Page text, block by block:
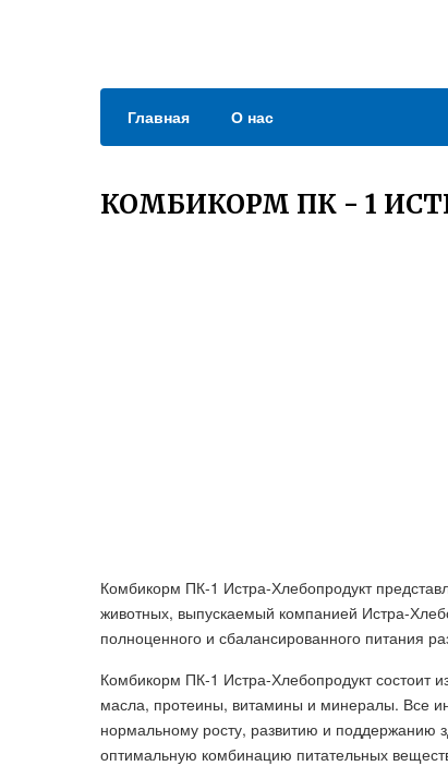
Главная О нас
КОМБИКОРМ ПК - 1
Комбикорм ПК-1 Истра-Хлебопродукт
животных, выпускаемый компанией Истра-
полноценного и сбалансированного питания
Комбикорм ПК-1 Истра-Хлебопродукт состоит
масла, протеины, витамины и минералы. Все
нормальному росту, развитию и поддержанию
оптимальную комбинацию питательных